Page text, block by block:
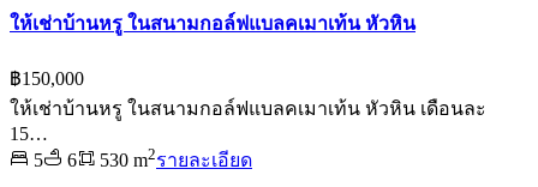
ให้เช่าบ้านหรู ในสนามกอล์ฟแบลคเมาเท้น หัวหิน
฿150,000
ให้เช่าบ้านหรู ในสนามกอล์ฟแบลคเมาเท้น หัวหิน เดือนละ
15…
5
6 530 m2รายละเอียด